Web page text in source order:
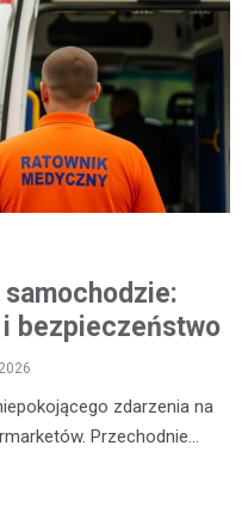
bezpieczeństwo
zdarzenia na
Przechodnie…